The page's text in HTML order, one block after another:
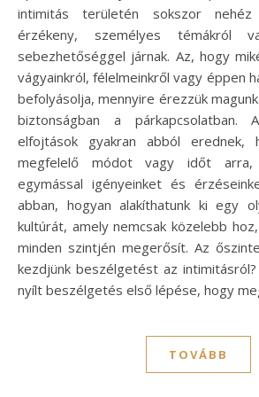
intimitás területén sokszor nehéz
érzékeny, személyes témákról
sebezhetőséggel járnak. Az, hogy
vágyainkról, félelmeinkről vagy éppen
befolyásolja, mennyire érezzük
biztonságban a párkapcsolatban.
elfojtások gyakran abból erednek,
megfelelő módot vagy időt arra,
egymással igényeinket és
abban, hogyan alakíthatunk ki egy
kultúrát, amely nemcsak közelebb
minden szintjén megerősít. Az
kezdjünk beszélgetést az
nyílt beszélgetés első lépése, hogy
TOVÁBB